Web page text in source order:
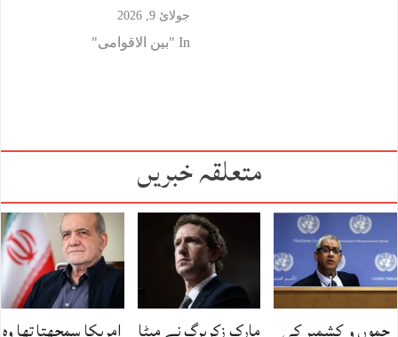
جولائ 9, 2026
In "بین الاقوامی"
متعلقہ خبریں